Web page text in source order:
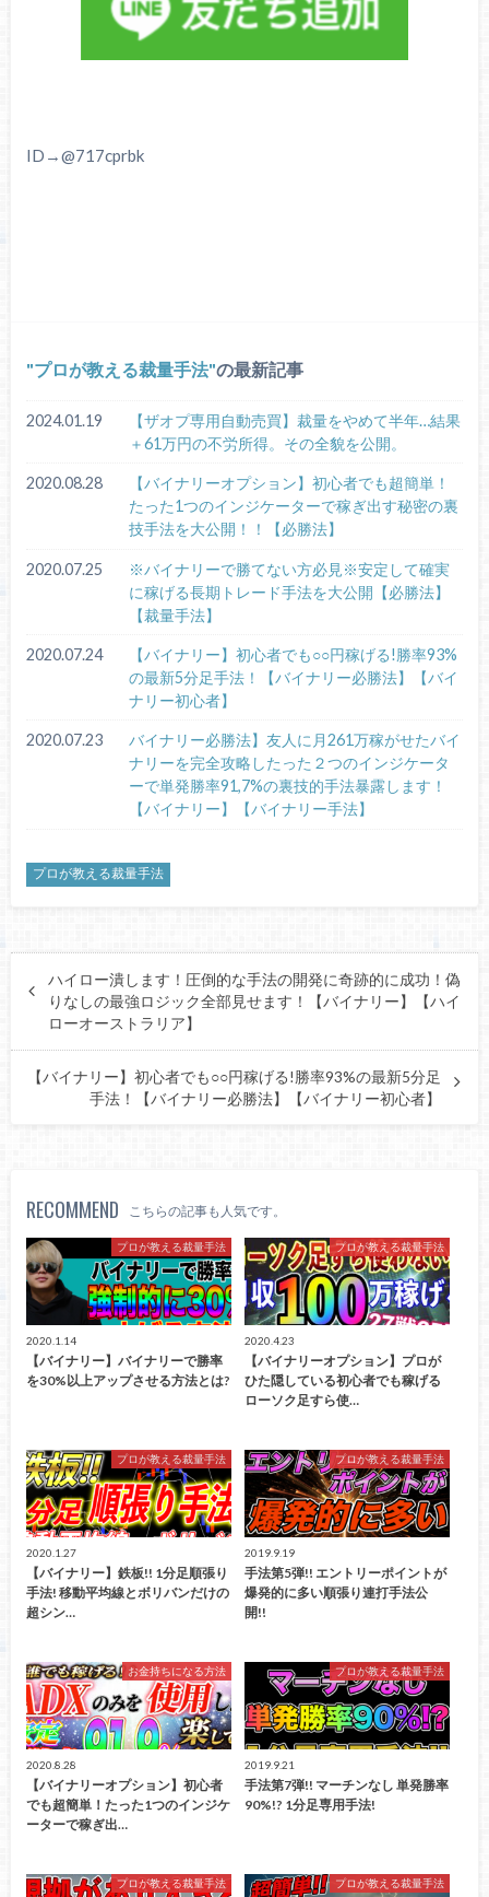
ID→@717cprbk
プロが教える裁量手法 の最新記事
2024.01.19
【ザオプ専用自動売買】裁量をやめて半年…結果
＋61万円の不労所得。その全貌を公開。
2020.08.28
【バイナリーオプション】初心者でも超簡単！
たった1つのインジケーターで稼ぎ出す秘密の裏
技手法を大公開！！【必勝法】
2020.07.25
※バイナリーで勝てない方必見※安定して確実
に稼げる長期トレード手法を大公開【必勝法】
【裁量手法】
2020.07.24
【バイナリー】初心者でも○○円稼げる!勝率93%
の最新5分足手法！【バイナリー必勝法】【バイ
ナリー初心者】
2020.07.23
バイナリー必勝法】友人に月261万稼がせたバイ
ナリーを完全攻略したった２つのインジケータ
ーで単発勝率91,7%の裏技的手法暴露します！
【バイナリー】【バイナリー手法】
プロが教える裁量手法
ハイロー潰します！圧倒的な手法の開発に奇跡的に成功！偽
りなしの最強ロジック全部見せます！【バイナリー】【ハイ
ローオーストラリア】
【バイナリー】初心者でも○○円稼げる!勝率93%の最新5分足
手法！【バイナリー必勝法】【バイナリー初心者】
RECOMMEND こちらの記事も人気です。
プロが教える裁量手法
2020.1.14
【バイナリー】バイナリーで勝率
を30%以上アップさせる方法とは?
プロが教える裁量手法
2020.4.23
【バイナリーオプション】プロが
ひた隠している初心者でも稼げる
ローソク足すら使…
プロが教える裁量手法
2020.1.27
【バイナリー】鉄板!! 1分足順張り
手法! 移動平均線とボリバンだけの
超シン…
プロが教える裁量手法
2019.9.19
手法第5弾!! エントリーポイントが
爆発的に多い順張り連打手法公
開!!
お金持ちになる方法
2020.8.28
【バイナリーオプション】初心者
でも超簡単！たった1つのインジケ
ーターで稼ぎ出…
プロが教える裁量手法
2019.9.21
手法第7弾!! マーチンなし 単発勝率
90%!? 1分足専用手法!
プロが教える裁量手法 プロが教える裁量手法